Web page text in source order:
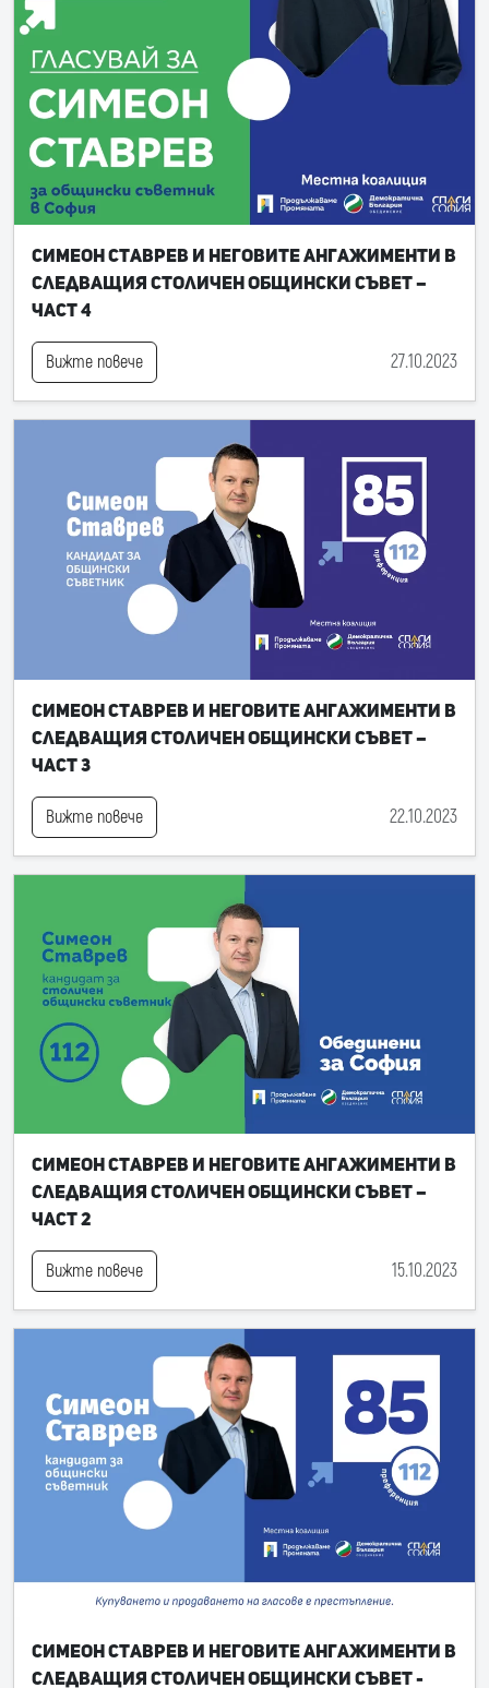
Симеон Ставрев и неговите ангажименти в
следващия Столичен общински съвет –
част 4
Вижте повече 27.10.2023
Симеон Ставрев и неговите ангажименти в
следващия Столичен общински съвет –
част 3
Вижте повече 22.10.2023
Симеон Ставрев и неговите ангажименти в
следващия Столичен общински съвет –
част 2
Вижте повече 15.10.2023
Симеон Ставрев и неговите ангажименти в
следващия Столичен общински съвет -